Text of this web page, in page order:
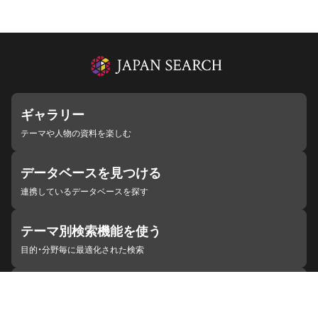
ギャラリー
テーマや人物の資料を楽しむ
データベースを見つける
連携しているデータベースを探す
テーマ別検索機能を使う
目的・分野毎に最適化された検索